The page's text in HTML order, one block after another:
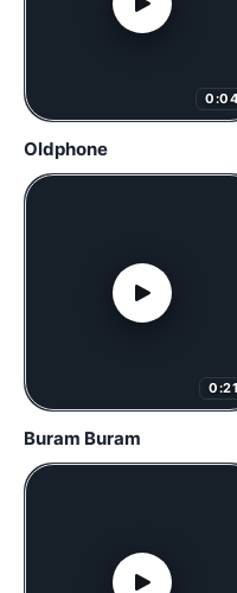
0:04
Oldphone
0:21
Buram Buram